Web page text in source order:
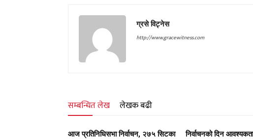
ग्रसे विट्नेस
http://www.gracewitness.com
सम्बन्धित लेख लेखक बढी
आज प्रतिनिधिसभा निर्वाचन, २७५ सिटका
निर्वाचनको दिन